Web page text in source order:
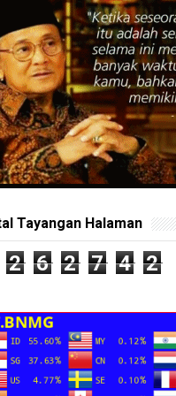
Tayangan Halaman
2 6 2 7 4 2